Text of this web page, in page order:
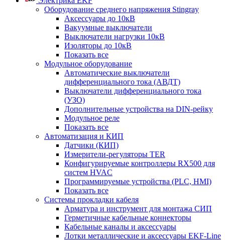
Оборудование среднего напряжения Stingray
Аксессуары до 10кВ
Вакуумные выключатели
Выключатели нагрузки 10кВ
Изоляторы до 10кВ
Показать все
Модульное оборудование
Автоматические выключатели
дифференциального тока (АВДТ)
Выключатели дифференциального тока
(УЗО)
Дополнительные устройства на DIN-рейку
Модульное реле
Показать все
Автоматизация и КИП
Датчики (КИП)
Измерители-регуляторы TER
Конфигурируемые контроллеры RX500 для
систем HVAC
Программируемые устройства (PLC, HMI)
Показать все
Системы прокладки кабеля
Арматура и инструмент для монтажа СИП
Герметичные кабельные коннекторы
Кабельные каналы и аксессуары
Лотки металлические и аксессуары EKF-Line